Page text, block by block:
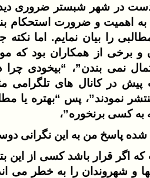
به اهمیت و ضرورت استحکام
را بیان نمایم. اما
و برخی از همکاران بود که
نمی بندن”، “بیخودی
در کانال های تلگرامی
نمودند”، پس “بهتره یا
به کسی برنخوره”،
شده پاسخ من به این نگرانی
قرار باشد کسی از این
و شهروندان را به خطر می